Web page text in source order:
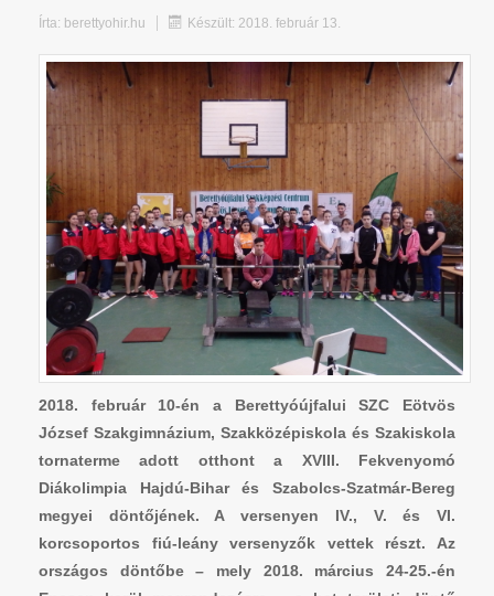
Írta: berettyohir.hu Készült: 2018. február 13.
2018. február 10-én a Berettyóújfalui SZC Eötvös
József Szakgimnázium, Szakközépiskola és Szakiskola
tornaterme adott otthont a XVIII. Fekvenyomó
Diákolimpia Hajdú-Bihar és Szabolcs-Szatmár-Bereg
megyei döntőjének. A versenyen IV., V. és VI.
korcsoportos fiú-leány versenyzők vettek részt. Az
országos döntőbe – mely 2018. március 24-25.-én